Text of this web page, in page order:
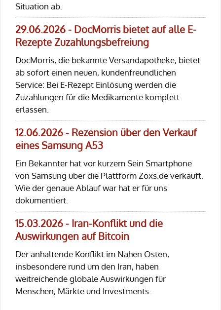
Situation ab.
29.06.2026 - DocMorris bietet auf alle E-
Rezepte Zuzahlungsbefreiung
DocMorris, die bekannte Versandapotheke, bietet
ab sofort einen neuen, kundenfreundlichen
Service: Bei E-Rezept Einlösung werden die
Zuzahlungen für die Medikamente komplett
erlassen.
12.06.2026 - Rezension über den Verkauf
eines Samsung A53
Ein Bekannter hat vor kurzem Sein Smartphone
von Samsung über die Plattform Zoxs.de verkauft.
Wie der genaue Ablauf war hat er für uns
dokumentiert.
15.03.2026 - Iran-Konflikt und die
Auswirkungen auf Bitcoin
Der anhaltende Konflikt im Nahen Osten,
insbesondere rund um den Iran, haben
weitreichende globale Auswirkungen für
Menschen, Märkte und Investments.